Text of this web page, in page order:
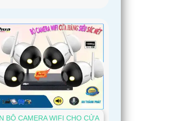
BỘ CAMERA WIFI CHO CỬA